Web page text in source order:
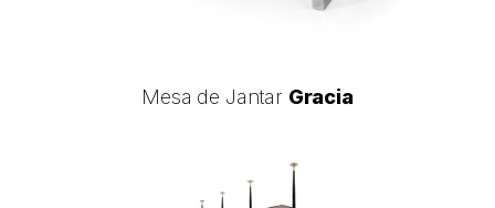
de
Gracia
Mesa de Jantar Gracia